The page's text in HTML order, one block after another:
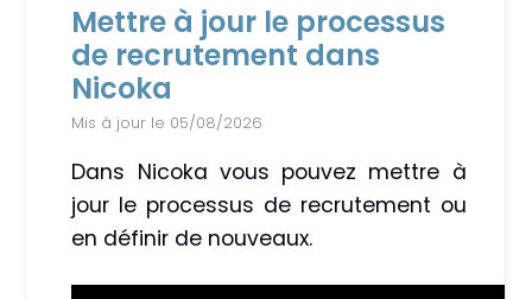
Mettre à jour le processus
de recrutement dans
Nicoka
Mis à jour le 05/08/2026
Dans Nicoka vous pouvez mettre à
jour le processus de recrutement ou
en définir de nouveaux.